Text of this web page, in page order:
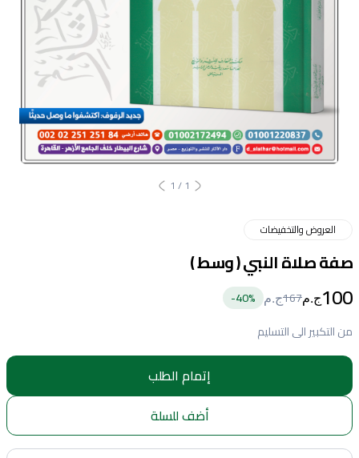
1
/
1
العروض والتخفيضات
صفة صلاة النبي ( وسط )
100ج.م167ج.م 40%-
من التكبير الى التسليم
إتمام الطلب
أضف للسلة